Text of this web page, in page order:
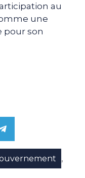
au
une
pour son
Share
on
Telegram
,